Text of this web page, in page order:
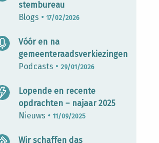
stembureau
Blogs •17/02/2026
Vóór en na
gemeenteraadsverkiezingen
Podcasts • 29/01/2026
Lopende en recente
opdrachten – najaar 2025
Nieuws •11/09/2025
Wir schaffen das